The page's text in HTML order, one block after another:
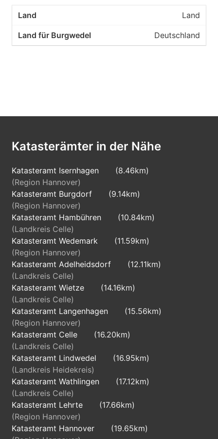
Land
Deutschland
Katasterämter in der Nähe
Katasteramt Isernhagen
(8.46km)
(Region Hannover)
Katasteramt Burgdorf
(9.14km)
(Region Hannover)
Katasteramt Hambühren
(10.84km)
(Landkreis Celle)
Katasteramt Wedemark
(11.59km)
(Region Hannover)
Katasteramt Adelheidsdorf
(12.11km)
(Landkreis Celle)
Katasteramt Wietze
(14.16km)
(Landkreis Celle)
Katasteramt Langenhagen
(15.56km)
(Region Hannover)
Katasteramt Celle
(16.20km)
(Landkreis Celle)
Katasteramt Lindwedel
(16.95km)
(Landkreis Heidekreis)
Katasteramt Wathlingen
(17.12km)
(Landkreis Celle)
Katasteramt Lehrte
(17.66km)
(Region Hannover)
Katasteramt Hannover
(19.65km)